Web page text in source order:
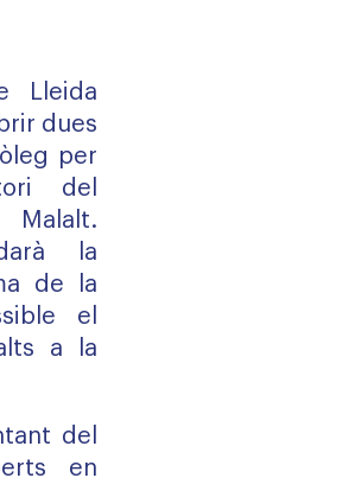
Lleida
dues
per
del
la
de la
el
a la
del
en